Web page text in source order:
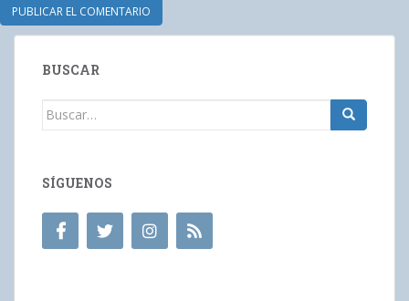
BUSCAR
Buscar:
SÍGUENOS